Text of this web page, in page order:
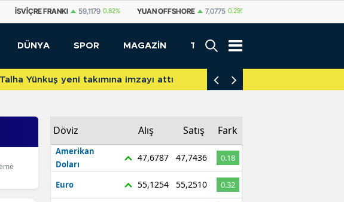
0.82% YUAN OFFSHORE 7,0775 0.29% YUAN 7,0812 0.29%
DÜNYA SPOR MAGAZİN TEKNOLOJİ
yeni takımına imzayı attı
Döviz Alış Satış Fark
Amerikan
Doları
47,6787 47,7436 0.18
Euro 55,1254 55,2510 0.32